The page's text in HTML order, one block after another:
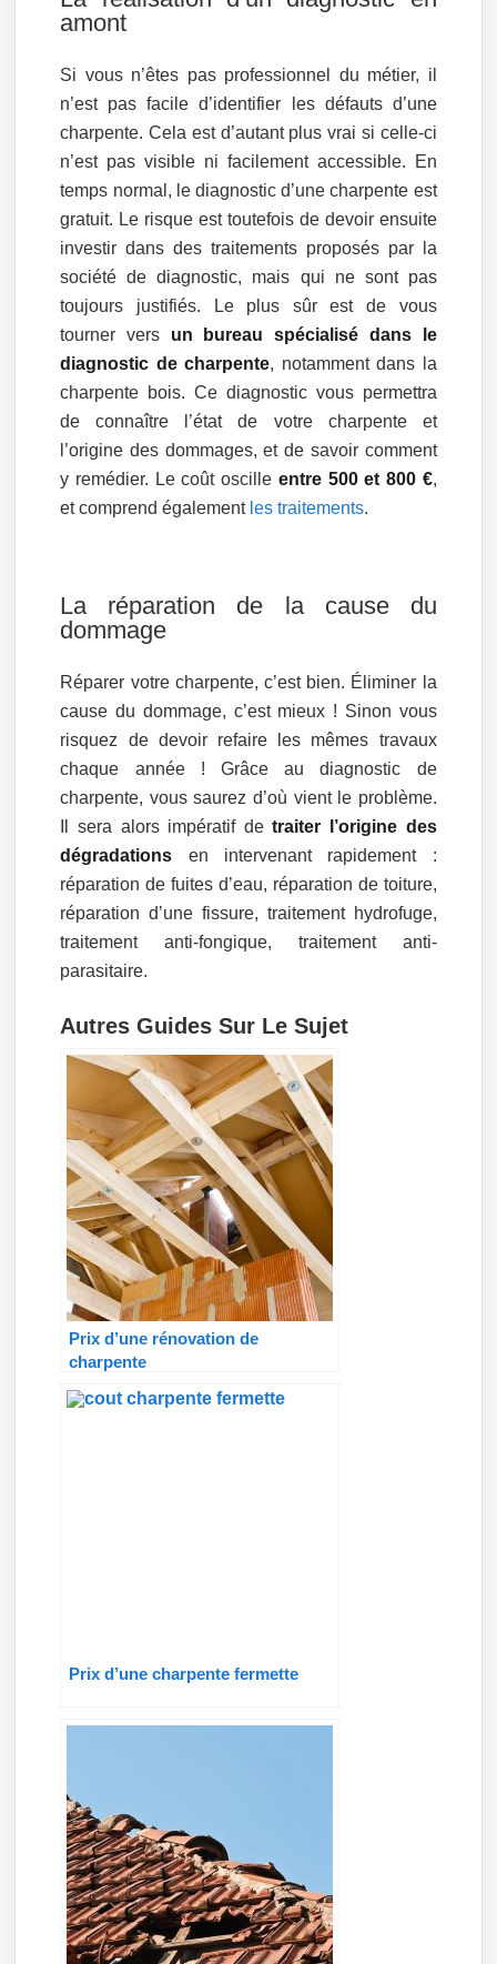
amont
Si vous n’êtes pas professionnel du métier, il
n’est pas facile d’identifier les défauts d’une
charpente. Cela est d’autant plus vrai si celle-ci
n’est pas visible ni facilement accessible. En
temps normal, le diagnostic d’une charpente est
gratuit. Le risque est toutefois de devoir ensuite
investir dans des traitements proposés par la
société de diagnostic, mais qui ne sont pas
toujours justifiés. Le plus sûr est de vous
tourner vers un bureau spécialisé dans le
diagnostic de charpente, notamment dans la
charpente bois. Ce diagnostic vous permettra
de connaître l’état de votre charpente et
l’origine des dommages, et de savoir comment
y remédier. Le coût oscille entre 500 et 800 €,
et comprend également les traitements.
La réparation de la cause du
dommage
Réparer votre charpente, c’est bien. Éliminer la
cause du dommage, c’est mieux ! Sinon vous
risquez de devoir refaire les mêmes travaux
chaque année ! Grâce au diagnostic de
charpente, vous saurez d’où vient le problème.
Il sera alors impératif detraiter l’origine des
dégradations en intervenant rapidement :
réparation de fuites d’eau, réparation de toiture,
réparation d’une fissure, traitement hydrofuge,
traitement anti-fongique, traitement anti-
parasitaire.
Autres Guides Sur Le Sujet
Prix d’une rénovation de
charpente
Prix d’une charpente fermette